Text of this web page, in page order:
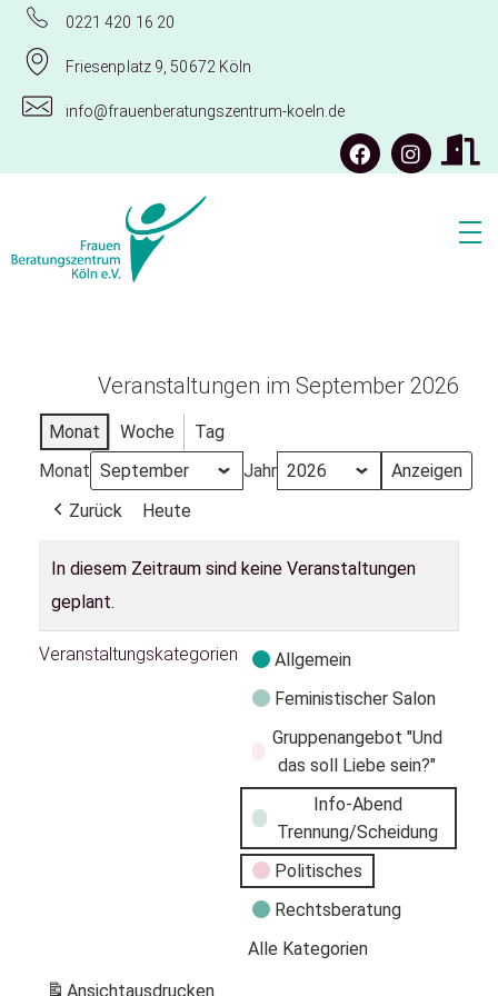
0221 420 16 20
Friesenplatz 9, 50672 Köln
info@frauenberatungszentrum-koeln.de
Veranstaltungen im September 2026
Monat Woche
Tag
Monat
Jahr
Zurück
Heute
In diesem Zeitraum sind keine Veranstaltungen
geplant.
Veranstaltungskategorien
Allgemein
Feministischer Salon
Gruppenangebot "Und
das soll Liebe sein?"
Info-Abend
Trennung/Scheidung
Politisches
Rechtsberatung
Alle Kategorien
Ansichtausdrucken